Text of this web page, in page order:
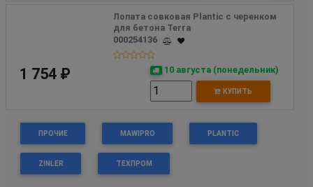
Лопата совковая Plantic с черенком
для бетона Terra
000254136
1 754 ₽ 10 августа (понедельник)
КУПИТЬ
ПРОЧИЕ MAWIPRO PLANTIC
ZINLER ТЕХПРОМ